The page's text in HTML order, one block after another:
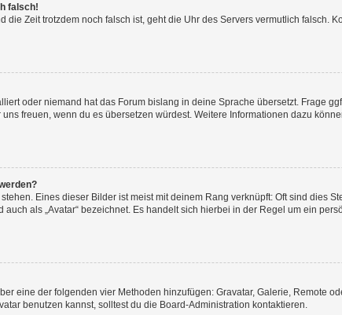
falsch!
Zeit trotzdem noch falsch ist, geht die Uhr des Servers vermutlich falsch.
oder niemand hat das Forum bislang in deine Sprache übersetzt. Frage
freuen, wenn du es übersetzen würdest. Weitere Informationen dazu
Eines dieser Bilder ist meist mit deinem Rang verknüpft: Oft sind dies
als „Avatar“ bezeichnet. Es handelt sich hierbei in der Regel um ein
eine der folgenden vier Methoden hinzufügen: Gravatar, Galerie, Remote
benutzen kannst, solltest du die Board-Administration kontaktieren.